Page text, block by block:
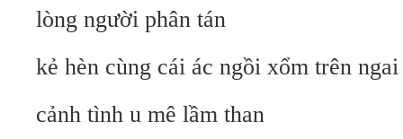
lòng người phân tán
kẻ hèn cùng cái ác ngồi xổm trên ngai
cảnh tình u mê lầm than